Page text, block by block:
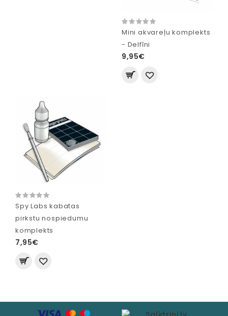
Mini akvareļu komplekts
- Delfīni
9,95€
Spy Labs kabatas
pirkstu nospiedumu
komplekts
7,95€